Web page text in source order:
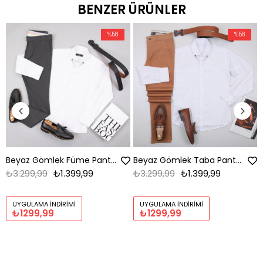
BENZER ÜRÜNLER
Beyaz Gömlek Füme Pantolon Ayakkabı Kombin
₺1.399,99
₺3.299,99
UYGULAMA İNDIRIMI
₺1299,99
%58
Beyaz Gömlek Taba Pantolon Ayakkabı Kombin
₺1.399,99
₺3.299,99
UYGULAMA İNDIRIMI
₺1299,99
%58